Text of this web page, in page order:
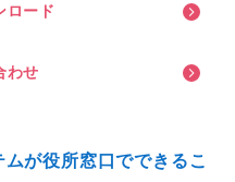
ロ ー ド
わせ
が役所窓口でできるこ